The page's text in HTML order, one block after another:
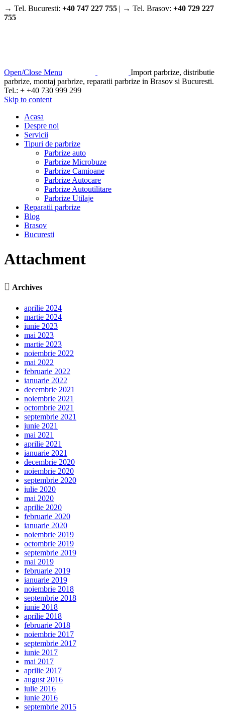
→ Tel. Bucuresti: +40 747 227 755 | → Tel. Brasov: +40 729 227
755
Open/Close Menu
Import parbrize, distributie
parbrize, montaj parbrize, reparatii parbrize in Brasov si Bucuresti.
Tel.: + +40 730 999 299
Skip to content
Acasa
Despre noi
Servicii
Tipuri de parbrize
Parbrize auto
Parbrize Microbuze
Parbrize Camioane
Parbrize Autocare
Parbrize Autoutilitare
Parbrize Utilaje
Reparatii parbrize
Blog
Brasov
Bucuresti
Attachment
 Archives
aprilie 2024
martie 2024
iunie 2023
mai 2023
martie 2023
noiembrie 2022
mai 2022
februarie 2022
ianuarie 2022
decembrie 2021
noiembrie 2021
octombrie 2021
septembrie 2021
iunie 2021
mai 2021
aprilie 2021
ianuarie 2021
decembrie 2020
noiembrie 2020
septembrie 2020
iulie 2020
mai 2020
aprilie 2020
februarie 2020
ianuarie 2020
noiembrie 2019
octombrie 2019
septembrie 2019
mai 2019
februarie 2019
ianuarie 2019
noiembrie 2018
septembrie 2018
iunie 2018
aprilie 2018
februarie 2018
noiembrie 2017
septembrie 2017
iunie 2017
mai 2017
aprilie 2017
august 2016
iulie 2016
iunie 2016
septembrie 2015